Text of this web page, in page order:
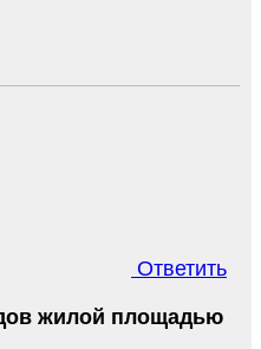
Ответить
жилой площадью